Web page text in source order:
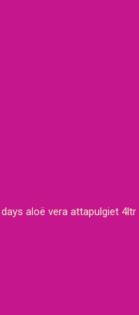
aloë vera attapulgiet 4ltr